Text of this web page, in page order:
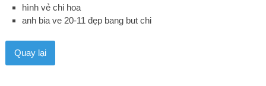
hình vẻ chi hoa
anh bia ve 20-11 đẹp bang but chi
Quay lại